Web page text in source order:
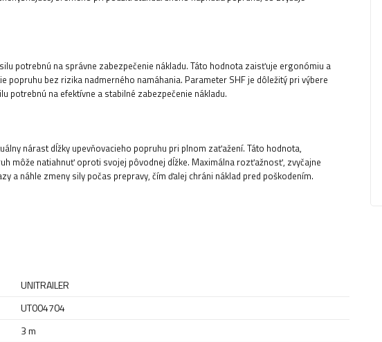
potrebnú na správne zabezpečenie nákladu. Táto hodnota zaisťuje ergonómiu a
popruhu bez rizika nadmerného namáhania. Parameter SHF je dôležitý pri výbere
potrebnú na efektívne a stabilné zabezpečenie nákladu.
nárast dĺžky upevňovacieho popruhu pri plnom zaťažení. Táto hodnota,
môže natiahnuť oproti svojej pôvodnej dĺžke. Maximálna rozťažnosť, zvyčajne
a náhle zmeny sily počas prepravy, čím ďalej chráni náklad pred poškodením.
UNITRAILER
UT004704
3 m